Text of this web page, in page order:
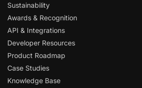
Sustainability
Awards & Recognition
API & Integrations
Developer Resources
Product Roadmap
Case Studies
Knowledge Base